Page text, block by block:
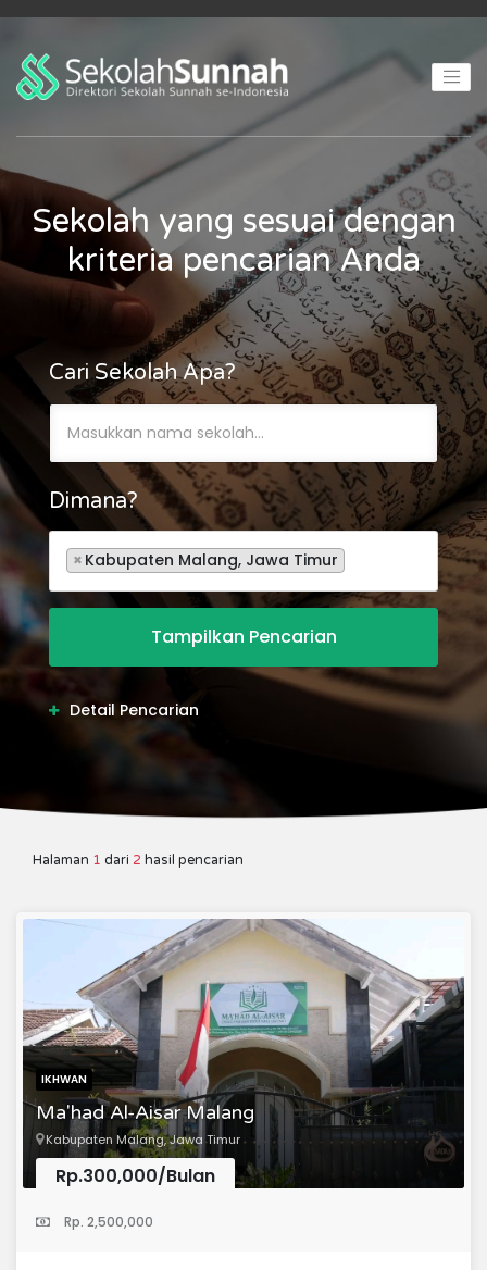
Sekolah yang sesuai dengan
kriteria pencarian Anda
Cari Sekolah Apa?
Dimana?
× Kabupaten Malang, Jawa Timur
Detail Pencarian
Halaman 1 dari 2 hasil pencarian
IKHWAN
Ma'had Al-Aisar Malang
Kabupaten Malang, Jawa Timur
Rp.300,000/Bulan
Rp. 2,500,000